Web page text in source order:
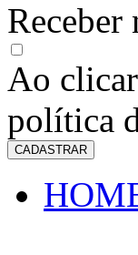
Receber
Ao
política
CADASTRAR